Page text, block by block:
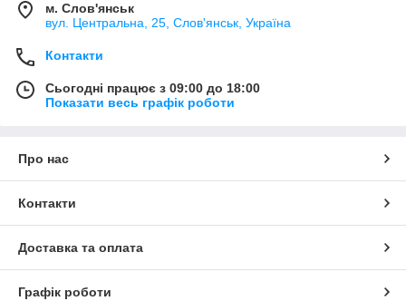
м. Слов'янськ
вул. Центральна, 25, Слов'янськ, Україна
Контакти
Сьогодні працює з 09:00 до 18:00
Показати весь графік роботи
Про нас
Контакти
Доставка та оплата
Графік роботи